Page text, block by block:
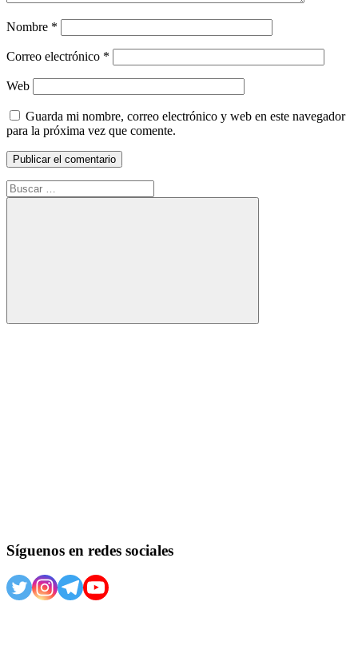
Nombre *
Correo electrónico *
Web
Guarda mi nombre, correo electrónico y web en este navegador
para la próxima vez que comente.
Buscar:
Buscar
Síguenos en redes sociales